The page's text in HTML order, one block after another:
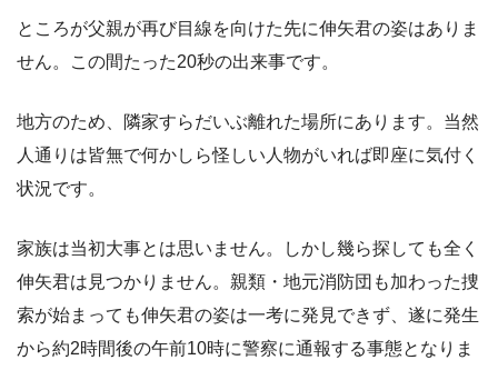
ところが父親が再び目線を向けた先に伸矢君の姿はありま
せん。この間たった20秒の出来事です。
地方のため、隣家すらだいぶ離れた場所にあります。当然
人通りは皆無で何かしら怪しい人物がいれば即座に気付く
状況です。
家族は当初大事とは思いません。しかし幾ら探しても全く
伸矢君は見つかりません。親類・地元消防団も加わった捜
索が始まっても伸矢君の姿は一考に発見できず、遂に発生
から約2時間後の午前10時に警察に通報する事態となりま